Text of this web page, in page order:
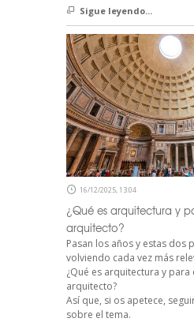
Sigue leyendo...
16/12/2025, 13:04
¿Qué es arquitectura y
arquitecto?
Pasan los años y estas dos
volviendo cada vez más
¿Qué es arquitectura y para
arquitecto?
Así que, si os apetece,
sobre el tema.